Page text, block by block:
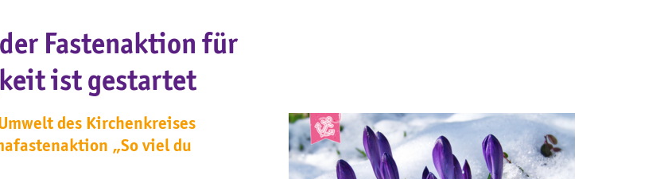
Fastenaktion für
ist gestartet
des Kirchenkreises
„So viel du